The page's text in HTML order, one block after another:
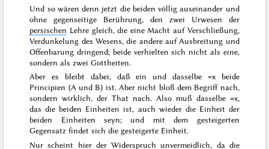
Und so wären denn jetzt die beiden völlig auseinander und
ohne gegenseitige Berührung, den zwei Urwesen der
persischen Lehre gleich, die eine Macht auf Verschließung,
Verdunkelung des Wesens, die andere auf Ausbreitung und
Offenbarung dringend; beide verhielten sich nicht als eine,
sondern als zwei Gottheiten.
Aber es bleibt dabei, daß ein und dasselbe =x beide
Principien (A und B) ist. Aber nicht bloß dem Begriff nach,
sondern wirklich, der That nach. Also muß dasselbe =x,
das die beiden Einheiten ist, auch wieder die Einheit der
beiden Einheiten seyn; und mit dem gesteigerten
Gegensatz findet sich die gesteigerte Einheit.
Nur scheint hier der Widerspruch unvermeidlich, da die